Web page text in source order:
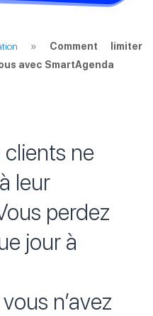
» Comment limiter
avec SmartAgenda
ne
leur
perdez
jour à
n’avez